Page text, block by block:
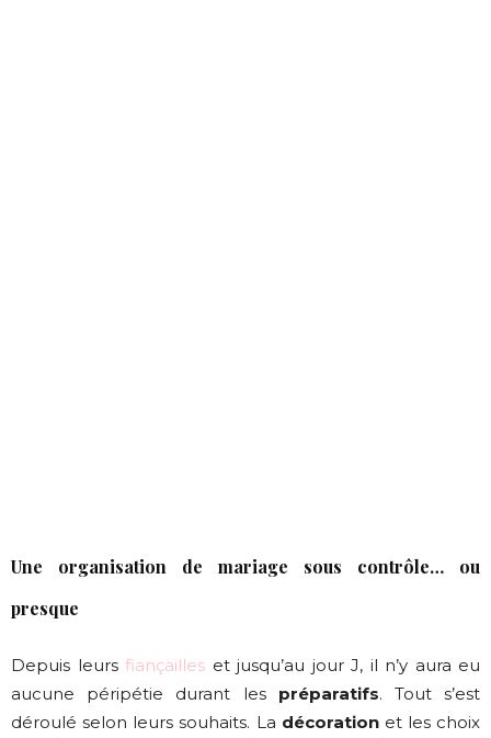
Une organisation de mariage sous contrôle… ou
presque
Depuis leurs fiançailles et jusqu’au jour J, il n’y aura eu
aucune péripétie durant les préparatifs. Tout s’est
déroulé selon leurs souhaits. La décorationet les choix